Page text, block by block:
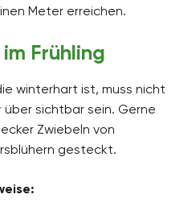
Meter erreichen.
Frühling
winterhart ist, muss nicht
über sichtbar sein. Gerne
Zwiebeln von
gesteckt.